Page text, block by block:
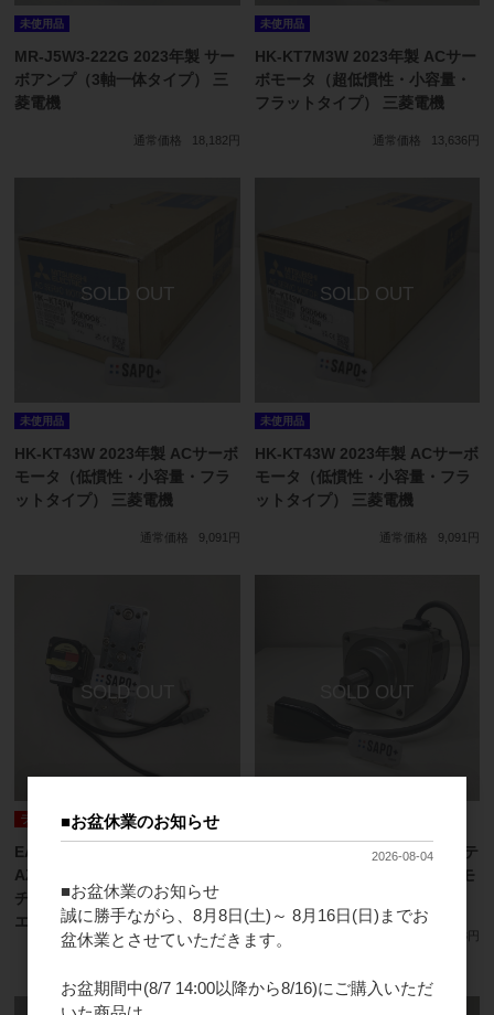
未使用品
MR-J5W3-222G 2023年製 サー
ボアンプ（3軸一体タイプ） 三
菱電機
通常価格 18,182円
未使用品
HK-KT7M3W 2023年製 ACサー
ボモータ（超低慣性・小容量・
フラットタイプ） 三菱電機
通常価格 13,636円
未使用品
HK-KT43W 2023年製 ACサーボ
モータ（低慣性・小容量・フラ
ットタイプ） 三菱電機
通常価格 9,091円
未使用品
HK-KT43W 2023年製 ACサーボ
モータ（低慣性・小容量・フラ
ットタイプ） 三菱電機
通常価格 9,091円
ランクA
EACM4RWD05AZMK-G＋
AZM46MK 2021年製 電動アク
チュエータ・モータセット オリ
エンタルモーター
ARM98AC-PS10 2019年製 ステ
ッピングモータ オリエンタルモ
1,818円
■お盆休業のお知らせ
2026-08-04
■お盆休業のお知らせ
誠に勝手ながら、8月8日(土)～ 8月16日(日)までお
盆休業とさせていただきます。
お盆期間中(8/7 14:00以降から8/16)にご購入いただ